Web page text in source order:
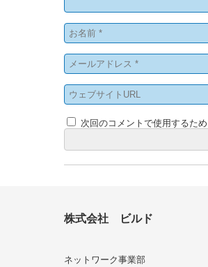
次回のコメントで使用するた
株式会社 ビルド
ネットワーク事業部